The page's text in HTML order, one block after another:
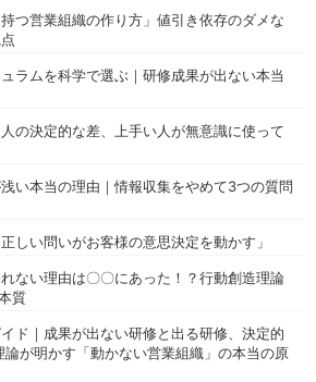
つ営業組織の作り方」値引き依存のダメな
ラムを科学で選ぶ｜研修成果が出ない本当
の決定的な差、上手い人が無意識に使って
い本当の理由｜情報収集をやめて3つの質問
しい問いがお客様の意思決定を動かす」
ない理由は〇〇にあった！？行動創造理論
質
ド｜成果が出ない研修と出る研修、決定的
が明かす「動かない営業組織」の本当の原